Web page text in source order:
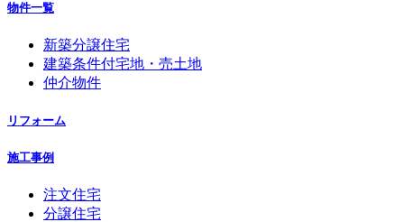
物件一覧
新築分譲住宅
建築条件付宅地・売土地
仲介物件
リフォーム
施工事例
注文住宅
分譲住宅